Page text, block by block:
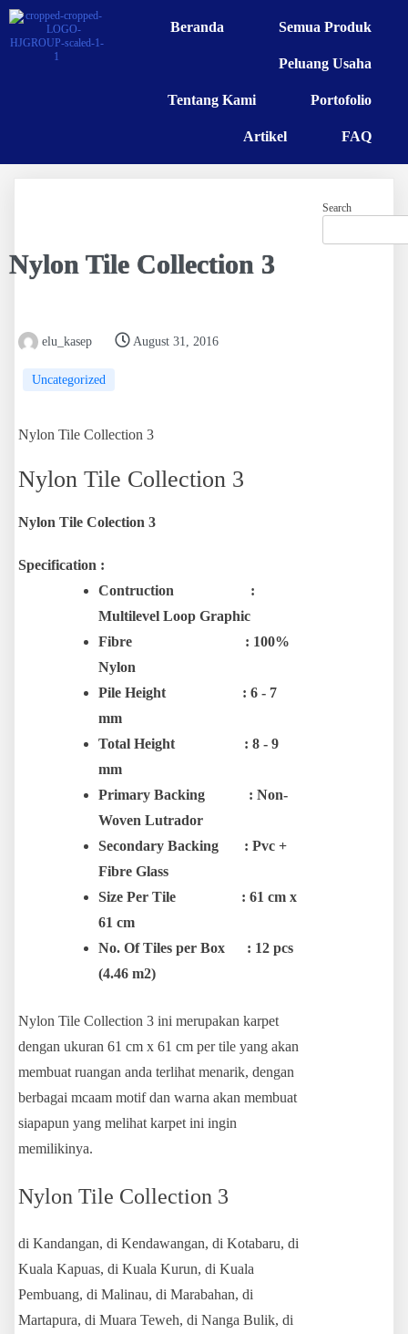
Beranda Semua Produk
Peluang Usaha
Tentang Kami Portofolio
Artikel FAQ
Nylon Tile Collection 3
elu_kasep August 31, 2016
Uncategorized
Nylon Tile Collection 3
Nylon Tile Collection 3
Nylon Tile Colection 3
Specification :
Contruction :
Multilevel Loop Graphic
Fibre : 100%
Nylon
Pile Height : 6 - 7
mm
Total Height : 8 - 9
mm
Primary Backing : Non-
Woven Lutrador
Secondary Backing : Pvc +
Fibre Glass
Size Per Tile : 61 cm x
61 cm
No. Of Tiles per Box : 12 pcs
(4.46 m2)
Nylon Tile Collection 3 ini merupakan karpet
dengan ukuran 61 cm x 61 cm per tile yang akan
membuat ruangan anda terlihat menarik, dengan
berbagai mcaam motif dan warna akan membuat
siapapun yang melihat karpet ini ingin
memilikinya.
Nylon Tile Collection 3
di Kandangan, di Kendawangan, di Kotabaru, di
Kuala Kapuas, di Kuala Kurun, di Kuala
Pembuang, di Malinau, di Marabahan, di
Martapura, di Muara Teweh, di Nanga Bulik, di
Search